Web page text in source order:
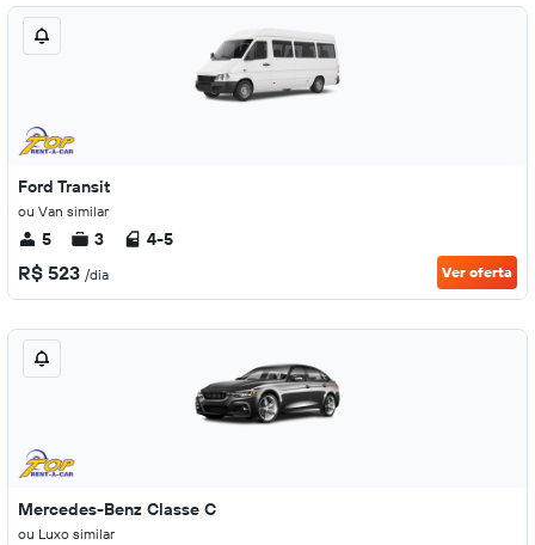
Ford Transit
ou Van similar
5 3 4-5
R$ 523 /dia Ver oferta
Mercedes-Benz Classe C
ou Luxo similar